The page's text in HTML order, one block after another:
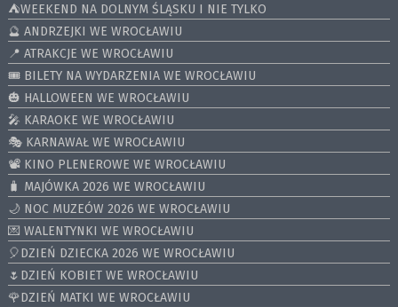
⛺️WEEKEND NA DOLNYM ŚLĄSKU I NIE TYLKO
🔮 ANDRZEJKI WE WROCŁAWIU
📍 ATRAKCJE WE WROCŁAWIU
🎟️ BILETY NA WYDARZENIA WE WROCŁAWIU
🎃 HALLOWEEN WE WROCŁAWIU
🎤 KARAOKE WE WROCŁAWIU
🎭 KARNAWAŁ WE WROCŁAWIU
📽️ KINO PLENEROWE WE WROCŁAWIU
🧳 MAJÓWKA 2026 WE WROCŁAWIU
🌙 NOC MUZEÓW 2026 WE WROCŁAWIU
💌 WALENTYNKI WE WROCŁAWIU
🎈DZIEŃ DZIECKA 2026 WE WROCŁAWIU
🌷DZIEŃ KOBIET WE WROCŁAWIU
🌹DZIEŃ MATKI WE WROCŁAWIU